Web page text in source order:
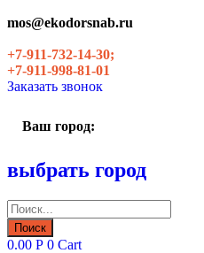
mos@ekodorsnab.ru
+7-911-732-14-30;
+7-911-998-81-01
Заказать звонок
Ваш город:
выбрать город
Поиск
товаров
Поиск
0.00 Р 0 Cart